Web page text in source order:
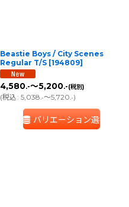
Beastie Boys / City Scenes
Regular T/S [194809]
4,580.-～5,200.-(税別)
(税込: 5,038.-～5,720.-)
バリエーション選択